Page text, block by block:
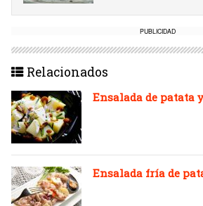
PUBLICIDAD
Relacionados
Ensalada de patata
Ensalada fría de